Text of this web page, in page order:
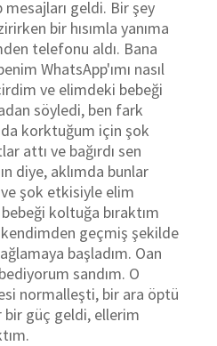
geldi. Bir şey
bir hısımla yanıma
telefonu aldı. Bana
WhatsApp'ımı nasıl
ve elimdeki bebeği
söyledi, ben fark
korktuğum için şok
attı ve bağırdı sen
diye, aklımda bunlar
şok etkisiyle elim
koltuğa bıraktım
geçmiş şekilde
başladım. Oan
sandım. O
normalleşti, bir ara öptü
bir güç geldi, ellerim